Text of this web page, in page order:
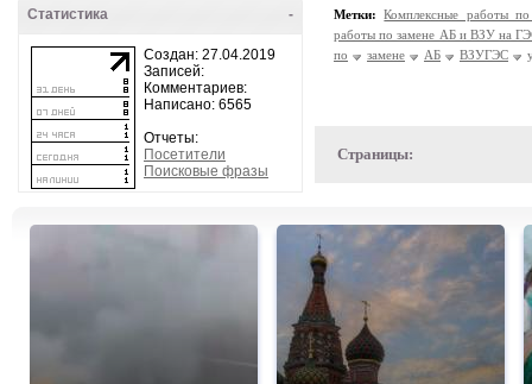
-
Статистика
Создан: 27.04.2019
Записей:
Комментариев:
Написано: 6565
Отчеты:
Посетители
Поисковые фразы
Метки:
Комплексные работы
работы по замене АБ и ВЗУ на
по
замене АБ ВЗУГЭС
Страницы: